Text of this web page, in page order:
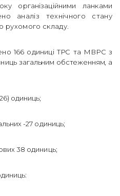
організаційними ланками
аналіз технічного стану
рухомого складу.
166 одиниці ТРС та МВРС з
загальним обстеженням, а
одиниць;
-27 одиниць;
38 одиниць;